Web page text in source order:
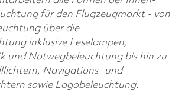
für den Flugzeugmarkt - von
über die
inklusive Leselampen,
und Notwegbeleuchtung bis hin zu
Navigations- und
sowie Logobeleuchtung.